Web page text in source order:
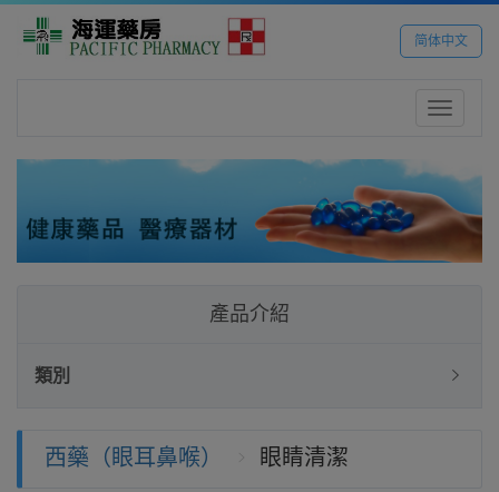
简体中文
Toggle
產品介紹
類別
西藥（眼耳鼻喉） 眼睛清潔